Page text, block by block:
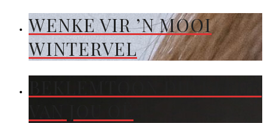
WENKE VIR ’N MOOI
WINTERVEL